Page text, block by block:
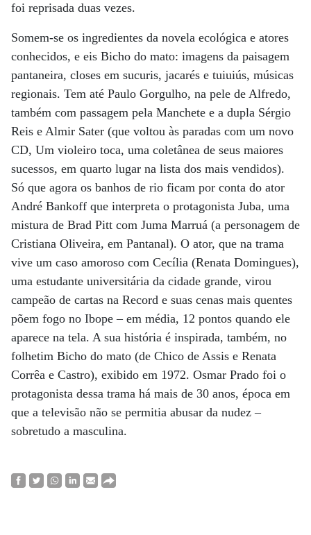
foi reprisada duas vezes.
Somem-se os ingredientes da novela ecológica e atores
conhecidos, e eis Bicho do mato: imagens da paisagem
pantaneira, closes em sucuris, jacarés e tuiuiús, músicas
regionais. Tem até Paulo Gorgulho, na pele de Alfredo,
também com passagem pela Manchete e a dupla Sérgio
Reis e Almir Sater (que voltou às paradas com um novo
CD, Um violeiro toca, uma coletânea de seus maiores
sucessos, em quarto lugar na lista dos mais vendidos).
Só que agora os banhos de rio ficam por conta do ator
André Bankoff que interpreta o protagonista Juba, uma
mistura de Brad Pitt com Juma Marruá (a personagem de
Cristiana Oliveira, em Pantanal). O ator, que na trama
vive um caso amoroso com Cecília (Renata Domingues),
uma estudante universitária da cidade grande, virou
campeão de cartas na Record e suas cenas mais quentes
põem fogo no Ibope – em média, 12 pontos quando ele
aparece na tela. A sua história é inspirada, também, no
folhetim Bicho do mato (de Chico de Assis e Renata
Corrêa e Castro), exibido em 1972. Osmar Prado foi o
protagonista dessa trama há mais de 30 anos, época em
que a televisão não se permitia abusar da nudez –
sobretudo a masculina.